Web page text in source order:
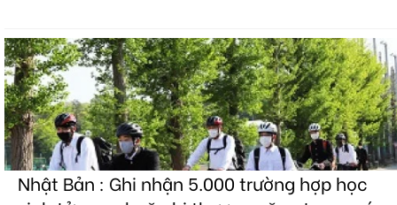
Nhật Bản : Ghi nhận 5.000 trường hợp học